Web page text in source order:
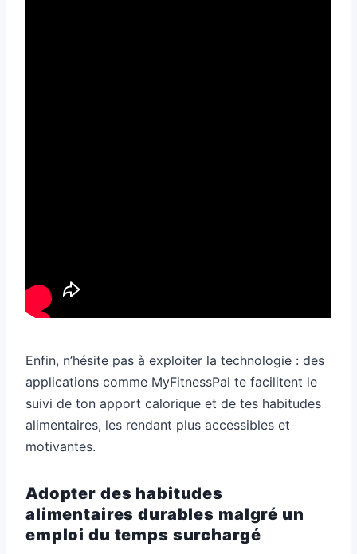
Enfin, n’hésite pas à exploiter la technologie : des
applications comme MyFitnessPal te facilitent le
suivi de ton apport calorique et de tes habitudes
alimentaires, les rendant plus accessibles et
motivantes.
Adopter des habitudes
alimentaires durables malgré un
emploi du temps surchargé